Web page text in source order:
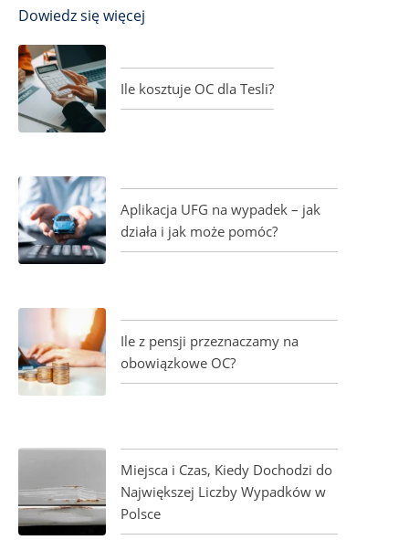
Dowiedz się więcej
Ile kosztuje OC dla Tesli?
Aplikacja UFG na wypadek – jak
działa i jak może pomóc?
Ile z pensji przeznaczamy na
obowiązkowe OC?
Miejsca i Czas, Kiedy Dochodzi do
Największej Liczby Wypadków w
Polsce